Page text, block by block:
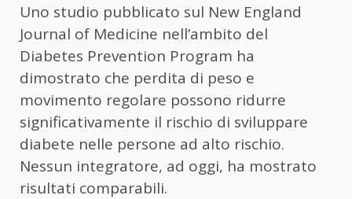
Uno studio pubblicato sul New England
Journal of Medicine nell’ambito del
Diabetes Prevention Program ha
dimostrato che perdita di peso e
movimento regolare possono ridurre
significativamente il rischio di sviluppare
diabete nelle persone ad alto rischio.
Nessun integratore, ad oggi, ha mostrato
risultati comparabili.